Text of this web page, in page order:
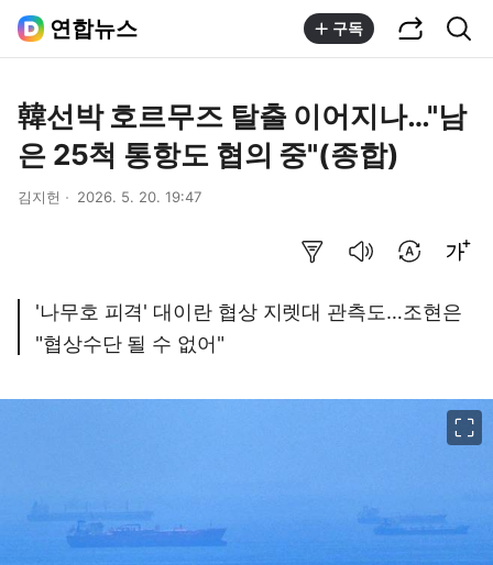
연합뉴스 구독
韓선박 호르무즈 탈출 이어지나…"남
은 25척 통항도 협의 중"(종합)
김지헌 2026. 5. 20. 19:47
'나무호 피격' 대이란 협상 지렛대 관측도…조현은
"협상수단 될 수 없어"